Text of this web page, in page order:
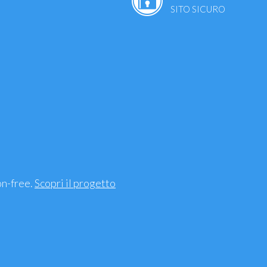
SITO SICURO
free.Scopri il progetto